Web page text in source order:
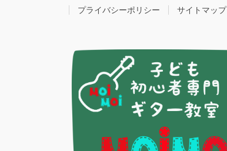
プライバシーポリシー サイトマップ